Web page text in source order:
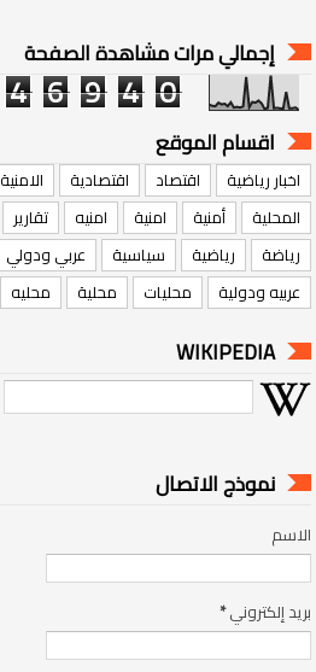
إجمالي مرات مشاهدة الصفحة
4 6 9 4 0
اقسام الموقع
اخبار رياضية اقتصاد اقتصادية الامنية
المحلية
أمنية امنية امنيه تقارير
رياضة
رياضية سياسية عربي ودولي
عربيه ودولية
محليات محلية محليه
WIKIPEDIA
نموذج الاتصال
الاسم
بريد إلكتروني*